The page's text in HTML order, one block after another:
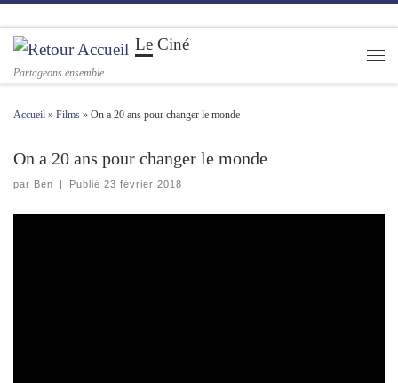
Passer au contenu
Le Ciné
Partageons ensemble
Accueil » Films » On a 20 ans pour changer le monde
On a 20 ans pour changer le monde
par Ben | Publié 23 février 2018